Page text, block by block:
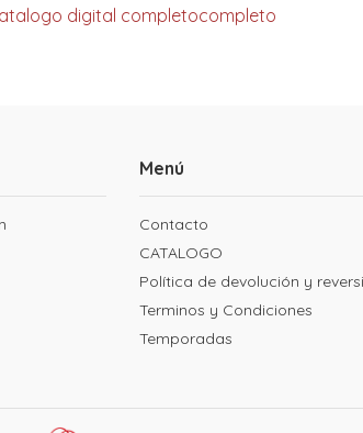
digital completocompleto
Menú
Contacto
CATALOGO
Política de devolución y
Terminos y Condiciones
Temporadas